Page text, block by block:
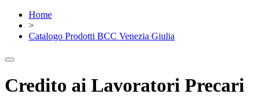
Home
>
Catalogo Prodotti BCC Venezia Giulia
Credito ai Lavoratori Precari